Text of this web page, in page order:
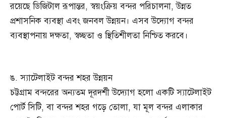
রয়েছে ডিজিটাল রূপান্তর, স্বয়ংক্রিয় বন্দর পরিচালনা, উন্নত
প্রশাসনিক ব্যবস্থা এবং জনবল উন্নয়ন। এসব উদ্যোগ বন্দর
ব্যবস্থাপনায় দক্ষতা, স্বচ্ছতা ও স্থিতিশীলতা নিশ্চিত করবে।
ঙ. স্যাটেলাইট বন্দর শহর উন্নয়ন
চট্টগ্রাম বন্দরের অন্যতম দূরদর্শী উদ্যোগ হলো একটি স্যাটেলাইট
পোর্ট সিটি, বা বন্দর শহর গড়ে তোলা, যা মূল বন্দর এলাকার